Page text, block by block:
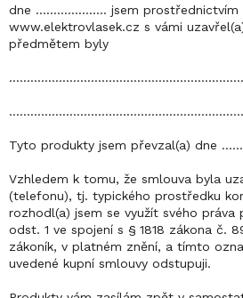
dne ……………….. jsem prostřednictvím
www.elektrovlasek.cz s vámi
předmětem byly
Tyto produkty jsem převzal(a) dne
Vzhledem k tomu, že smlouva byla
(telefonu), tj. typického prostředku
rozhodl(a) jsem se využít svého práva
odst. 1 ve spojení s § 1818 zákona č.
zákoník, v platném znění, a tímto
uvedené kupní smlouvy odstupuji.